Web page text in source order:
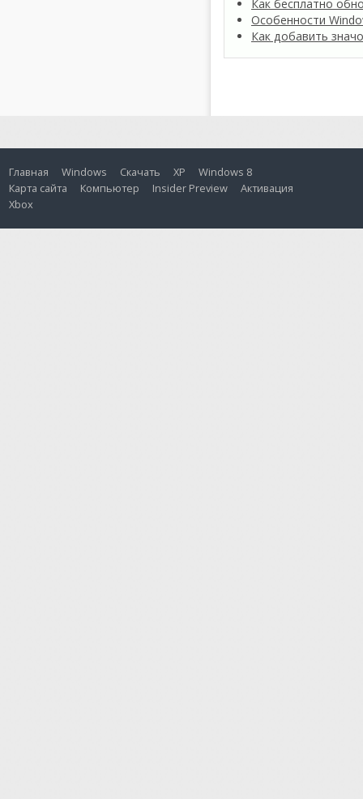
Как бесплатно
Особенности
Как добавить
Главная Windows Скачать XP
Windows 8
Карта сайта
Компьютер Insider Preview
Активация
Xbox